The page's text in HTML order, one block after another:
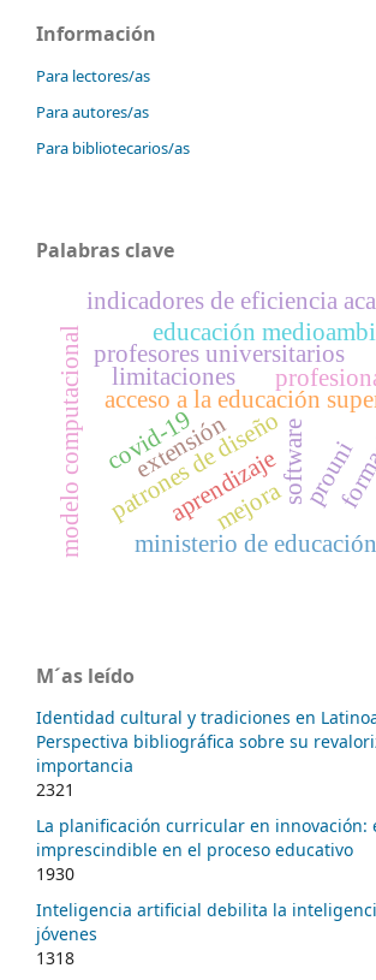
Información
Para lectores/as
Para autores/as
Para bibliotecarios/as
Palabras clave
acceso a la educación
modelo computacional patrones de diseñosoftware
indicadores de eficiencia
ministerio de
profesores universitarios
aprendizaje
extensión
educación
limitaciones
mejora
covid-19 prouni
M´as leído
Identidad cultural y tradiciones en
Perspectiva bibliográfica sobre su
importancia
2321
La planificación curricular en innovación:
imprescindible en el proceso educativo
1930
Inteligencia artificial debilita la
jóvenes
1318